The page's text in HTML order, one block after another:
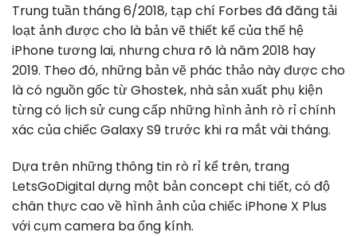
Trung tuần tháng 6/2018, tạp chí Forbes đã đăng tải
loạt ảnh được cho là bản vẽ thiết kế của thế hệ
iPhone tương lai, nhưng chưa rõ là năm 2018 hay
2019. Theo đó, những bản vẽ phác thảo này được cho
là có nguồn gốc từ Ghostek, nhà sản xuất phụ kiện
từng có lịch sử cung cấp những hình ảnh rò rỉ chính
xác của chiếc Galaxy S9 trước khi ra mắt vài tháng.
Dựa trên những thông tin rò rỉ kể trên, trang
LetsGoDigital dựng một bản concept chi tiết, có độ
chân thực cao về hình ảnh của chiếc iPhone X Plus
với cụm camera ba ống kính.